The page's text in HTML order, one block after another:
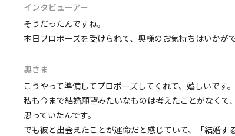
インタビューアー
そうだったんですね。
本日プロポーズを受けられて、奥様のお気持ちはいかが
奥さま
こうやって準備してプロポーズしてくれて、嬉しいです。
私も今まで結婚願望みたいなものは考えたことがなくて
思っていたんです。
でも彼と出会えたことが運命だと感じていて、「結婚す